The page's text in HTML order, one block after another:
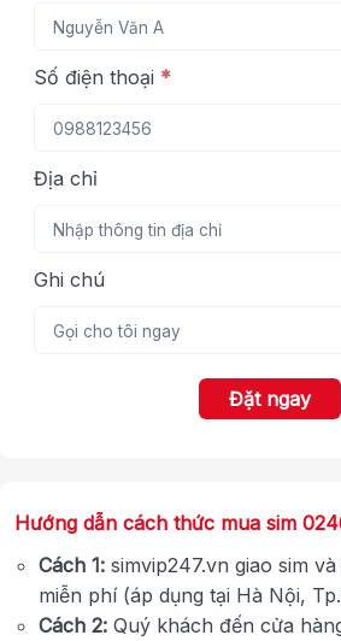
Số điện thoại *
Địa chỉ
Ghi chú
Đặt ngay
Hướng dẫn cách thức mua sim
Cách 1: simvip247.vn giao sim
miễn phí (áp dụng tại Hà Nội,
Cách 2: Quý khách đến cửa